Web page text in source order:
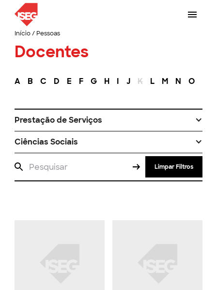
Início/ Pessoas
Docentes
A B C D E F G H I J K L M N O
Prestação de Serviços
Ciências Sociais
Limpar Filtros